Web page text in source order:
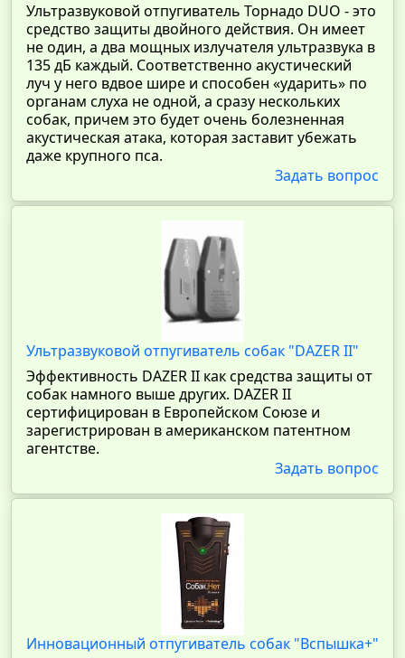
Ультразвуковой отпугиватель Торнадо DUO - это
средство защиты двойного действия. Он имеет
не один, а два мощных излучателя ультразвука в
135 дБ каждый. Соответственно акустический
луч у него вдвое шире и способен «ударить» по
органам слуха не одной, а сразу нескольких
собак, причем это будет очень болезненная
акустическая атака, которая заставит убежать
даже крупного пса.
Задать вопрос
Ультразвуковой отпугиватель собак "DAZER II"
Эффективность DAZER II как средства защиты от
собак намного выше других. DAZER II
сертифицирован в Европейском Союзе и
зарегистрирован в американском патентном
агентстве.
Задать вопрос
Инновационный отпугиватель собак "Вспышка+"